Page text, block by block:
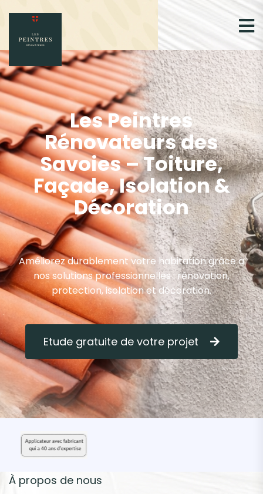
Les Peintres
Rénovateurs des
Savoies – Toiture,
Façade, Isolation &
Décoration
Améliorez durablement votre habitation grâce à
nos solutions professionnelles : rénovation,
protection, isolation et décoration.
Etude gratuite de votre projet
À propos de nous